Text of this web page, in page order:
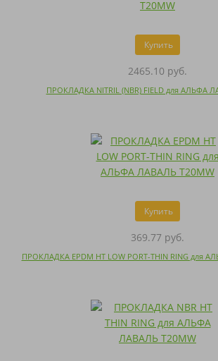
Купить
2465.10 руб.
ПРОКЛАДКА NITRIL (NBR) FIELD для АЛЬФА
Купить
369.77 руб.
ПРОКЛАДКА EPDM HT LOW PORT-THIN RING для